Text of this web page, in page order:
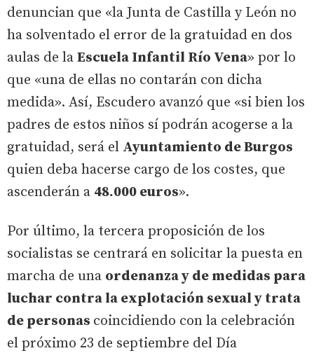
denuncian que «la Junta de Castilla y León no
ha solventado el error de la gratuidad en dos
aulas de la Escuela Infantil Río Vena» por lo
que «una de ellas no contarán con dicha
medida». Así, Escudero avanzó que «si bien los
padres de estos niños sí podrán acogerse a la
gratuidad, será el Ayuntamiento de Burgos
quien deba hacerse cargo de los costes, que
ascenderán a 48.000 euros».
Por último, la tercera proposición de los
socialistas se centrará en solicitar la puesta en
marcha de una ordenanza y de medidas para
luchar contra la explotación sexual y trata
de personas coincidiendo con la celebración
el próximo 23 de septiembre del Día